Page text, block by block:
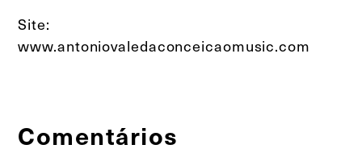
Site:
www.antoniovaledaconceicaomusic.com
Comentários